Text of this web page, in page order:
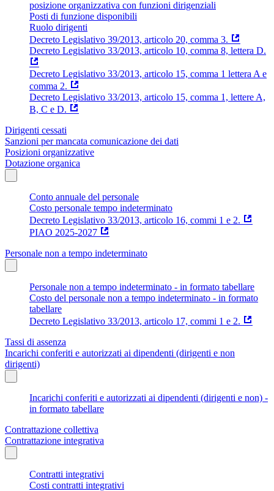
posizione organizzativa con funzioni dirigenziali
Posti di funzione disponibili
Ruolo dirigenti
Decreto Legislativo 39/2013, articolo 20, comma 3.
Decreto Legislativo 33/2013, articolo 10, comma 8, lettera D.
Decreto Legislativo 33/2013, articolo 15, comma 1 lettera A e
comma 2.
Decreto Legislativo 33/2013, articolo 15, comma 1, lettere A,
B, C e D.
Dirigenti cessati
Sanzioni per mancata comunicazione dei dati
Posizioni organizzative
Dotazione organica
Conto annuale del personale
Costo personale tempo indeterminato
Decreto Legislativo 33/2013, articolo 16, commi 1 e 2.
PIAO 2025-2027
Personale non a tempo indeterminato
Personale non a tempo indeterminato - in formato tabellare
Costo del personale non a tempo indeterminato - in formato
tabellare
Decreto Legislativo 33/2013, articolo 17, commi 1 e 2.
Tassi di assenza
Incarichi conferiti e autorizzati ai dipendenti (dirigenti e non
dirigenti)
Incarichi conferiti e autorizzati ai dipendenti (dirigenti e non) -
in formato tabellare
Contrattazione collettiva
Contrattazione integrativa
Contratti integrativi
Costi contratti integrativi